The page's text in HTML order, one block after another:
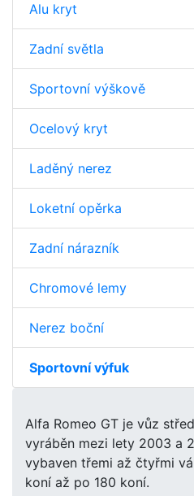
Alu kryt
Zadní světla
Sportovní výškově
Ocelový kryt
Laděný nerez
Loketní opěrka
Zadní nárazník
Chromové lemy
Nerez boční
Sportovní výfuk
Alfa Romeo GT je vůz
vyráběn mezi lety 2003 a
vybaven třemi až čtyřmi
koní až po 180 koní.